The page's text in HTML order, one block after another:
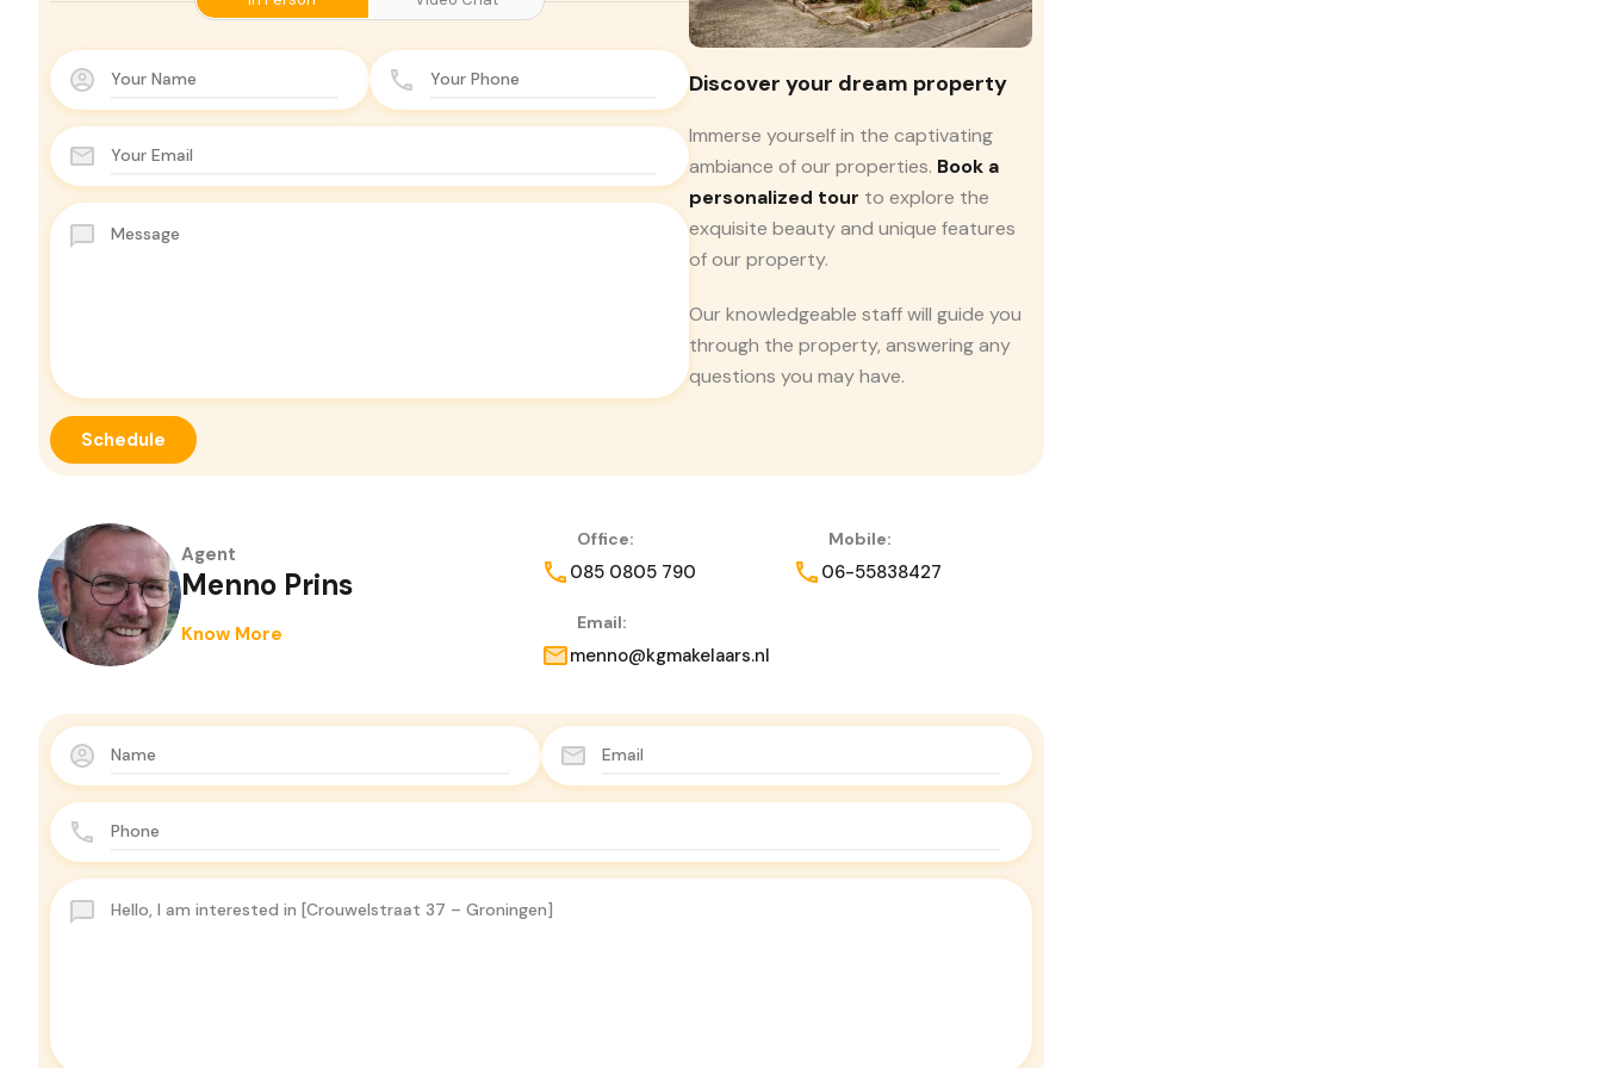
Discover your dream property
Immerse yourself in the captivating
ambiance of our properties. Book a
personalized tour to explore the
exquisite beauty and unique features
of our property.
Our knowledgeable staff will guide you
through the property, answering any
questions you may have.
Agent
Menno Prins
Know More
Office:
085 0805 790
Mobile:
06-55838427
Email:
menno@kgmakelaars.nl